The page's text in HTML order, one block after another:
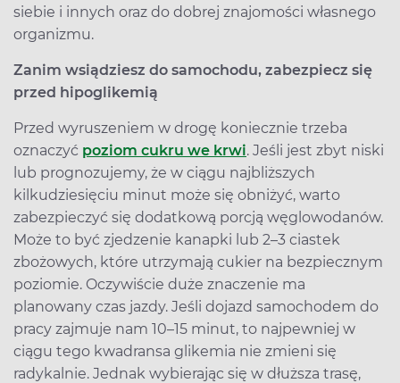
siebie i innych oraz do dobrej znajomości własnego
organizmu.
Zanim wsiądziesz do samochodu, zabezpiecz się
przed hipoglikemią
Przed wyruszeniem w drogę koniecznie trzeba
oznaczyć poziom cukru we krwi. Jeśli jest zbyt niski
lub prognozujemy, że w ciągu najbliższych
kilkudziesięciu minut może się obniżyć, warto
zabezpieczyć się dodatkową porcją węglowodanów.
Może to być zjedzenie kanapki lub 2–3 ciastek
zbożowych, które utrzymają cukier na bezpiecznym
poziomie. Oczywiście duże znaczenie ma
planowany czas jazdy. Jeśli dojazd samochodem do
pracy zajmuje nam 10–15 minut, to najpewniej w
ciągu tego kwadransa glikemia nie zmieni się
radykalnie. Jednak wybierając się w dłuższa trasę,